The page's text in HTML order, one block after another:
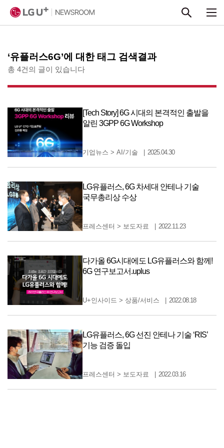
‘유플러스6G’에 대한 태그 검색결과
총 4건의 글이 있습니다
[Tech Story] 6G 시대의 본격적인 출발을
알린 3GPP 6G Workshop
기업뉴스 >AI/기술 2025.04.30
LG유플러스, 6G 차세대 안테나 기술
국무총리상 수상
프레스센터 > 보도자료 2022.11.23
다가올 6G시대에도 LG유플러스와 함께!
6G 연구보고서.uplus
U+인사이드 >상품/서비스 2022.08.18
LG유플러스, 6G 선진 안테나 기술 ‘RIS’
기능 검증 돌입
프레스센터 > 보도자료 2022.03.16